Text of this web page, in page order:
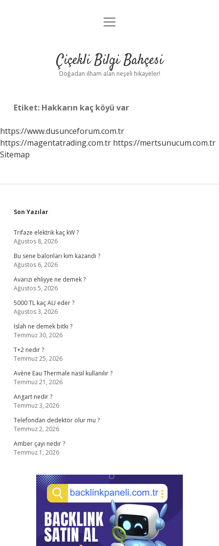
Anasayfa
Yasal Uyarı
menüyü
Çiçekli Bilgi Bahçesi
Doğadan ilham alan neşeli hikayeler!
Etiket: Hakkarın kaç köyü var
https://www.dusunceforum.com.tr
https://magentatrading.com.tr https://mertsunucum.com.tr
Sitemap
Sidebar
Son Yazılar
Trifaze elektrik kaç kW ?
Ağustos 8, 2026
Bu sene balonları kim kazandı ?
Ağustos 6, 2026
Avarızı ehliyye ne demek ?
Ağustos 5, 2026
5000 TL kaç AU eder ?
Ağustos 3, 2026
Islah ne demek bitki ?
Temmuz 30, 2026
T+2 nedir ?
Temmuz 25, 2026
Avène Eau Thermale nasıl kullanılır ?
Temmuz 21, 2026
Angart nedir ?
Temmuz 3, 2026
Telefondan dedektör olur mu ?
Temmuz 2, 2026
Amber çayı nedir ?
Temmuz 1, 2026